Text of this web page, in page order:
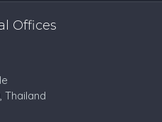
Offices
Thailand